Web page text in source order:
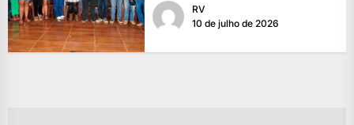
RV
10 de julho de 2026